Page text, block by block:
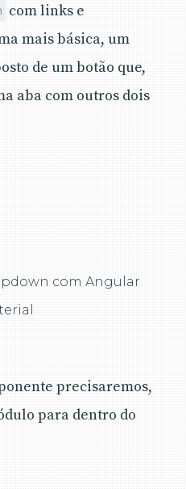
com links e
mais básica, um
de um botão que,
aba com outros dois
com Angular
precisaremos,
para dentro do